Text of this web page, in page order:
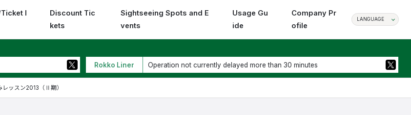
I
Discount Tic
kets
Sightseeing Spots and E
vents
Usage Gu
ide
Company Pr
ofile
LANGUAGE
Rokko Liner Operation not currently delayed more than 30 minutes
レッスン2013（Ⅱ期）